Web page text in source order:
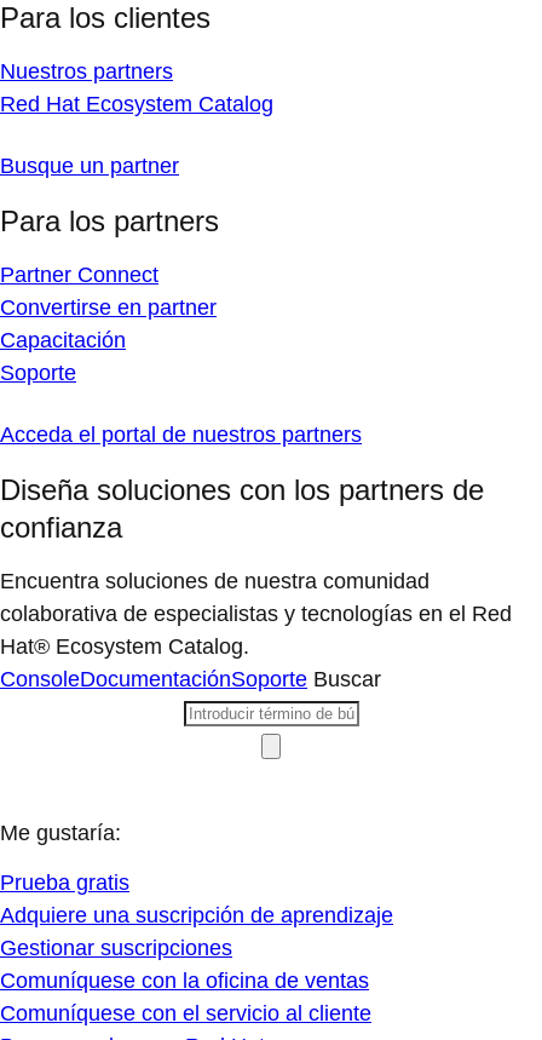
Para los clientes
Nuestros partners
Red Hat Ecosystem Catalog
Busque un partner
Para los partners
Partner Connect
Convertirse en partner
Capacitación
Soporte
Acceda el portal de nuestros partners
Diseña soluciones con los partners de
confianza
Encuentra soluciones de nuestra comunidad
colaborativa de especialistas y tecnologías en el Red
Hat® Ecosystem Catalog.
ConsoleDocumentaciónSoporte Buscar
Me gustaría:
Prueba gratis
Adquiere una suscripción de aprendizaje
Gestionar suscripciones
Comuníquese con la oficina de ventas
Comuníquese con el servicio al cliente